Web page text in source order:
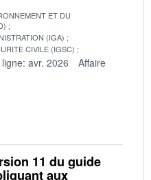
ET DU
(IGA)
CIVILE (IGSC)
avr. 2026
Affaire
11 du guide
aux